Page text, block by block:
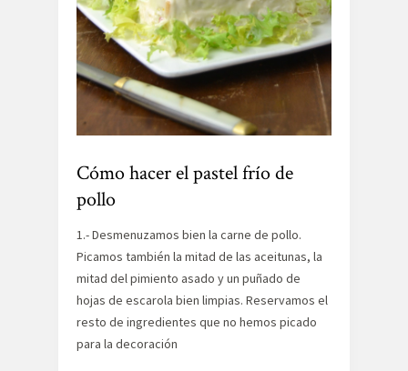
Cómo hacer el pastel frío de
pollo
1.- Desmenuzamos bien la carne de pollo.
Picamos también la mitad de las aceitunas, la
mitad del pimiento asado y un puñado de
hojas de escarola bien limpias. Reservamos el
resto de ingredientes que no hemos picado
para la decoración